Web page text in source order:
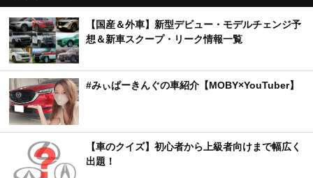
【国産＆外車】新型デビュー・モデルチェンジ予
想＆新車スクープ・リーク情報一覧
#みぃぱーきんぐの車紹介【MOBY×YouTuber】
【車のクイズ】初心者から上級者向けまで幅広く
出題！